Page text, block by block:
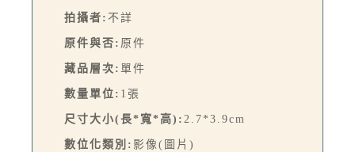
拍攝者: 不詳
原件與否: 原件
藏品層次: 單件
數量單位: 1張
尺寸大小(長*寬*高): 2.7*3.9cm
數位化類別: 影像(圖片)